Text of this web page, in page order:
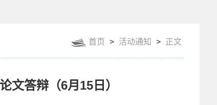
首页 > 活动通知 > 正文
文答辩（6月15日）